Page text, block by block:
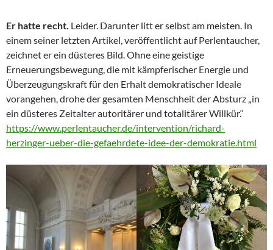
Er hatte recht. Leider. Darunter litt er selbst am meisten. In
einem seiner letzten Artikel, veröffentlicht auf Perlentaucher,
zeichnet er ein düsteres Bild. Ohne eine geistige
Erneuerungsbewegung, die mit kämpferischer Energie und
Überzeugungskraft für den Erhalt demokratischer Ideale
vorangehen, drohe der gesamten Menschheit der Absturz „in
ein düsteres Zeitalter autoritärer und totalitärer Willkür.“
https://www.perlentaucher.de/intervention/richard-
herzinger-ueber-die-gefaehrdete-idee-der-demokratie.html